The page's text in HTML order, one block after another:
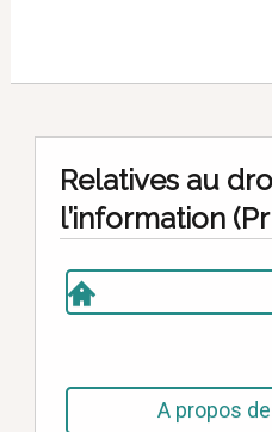
Relatives au
l’information
A propos